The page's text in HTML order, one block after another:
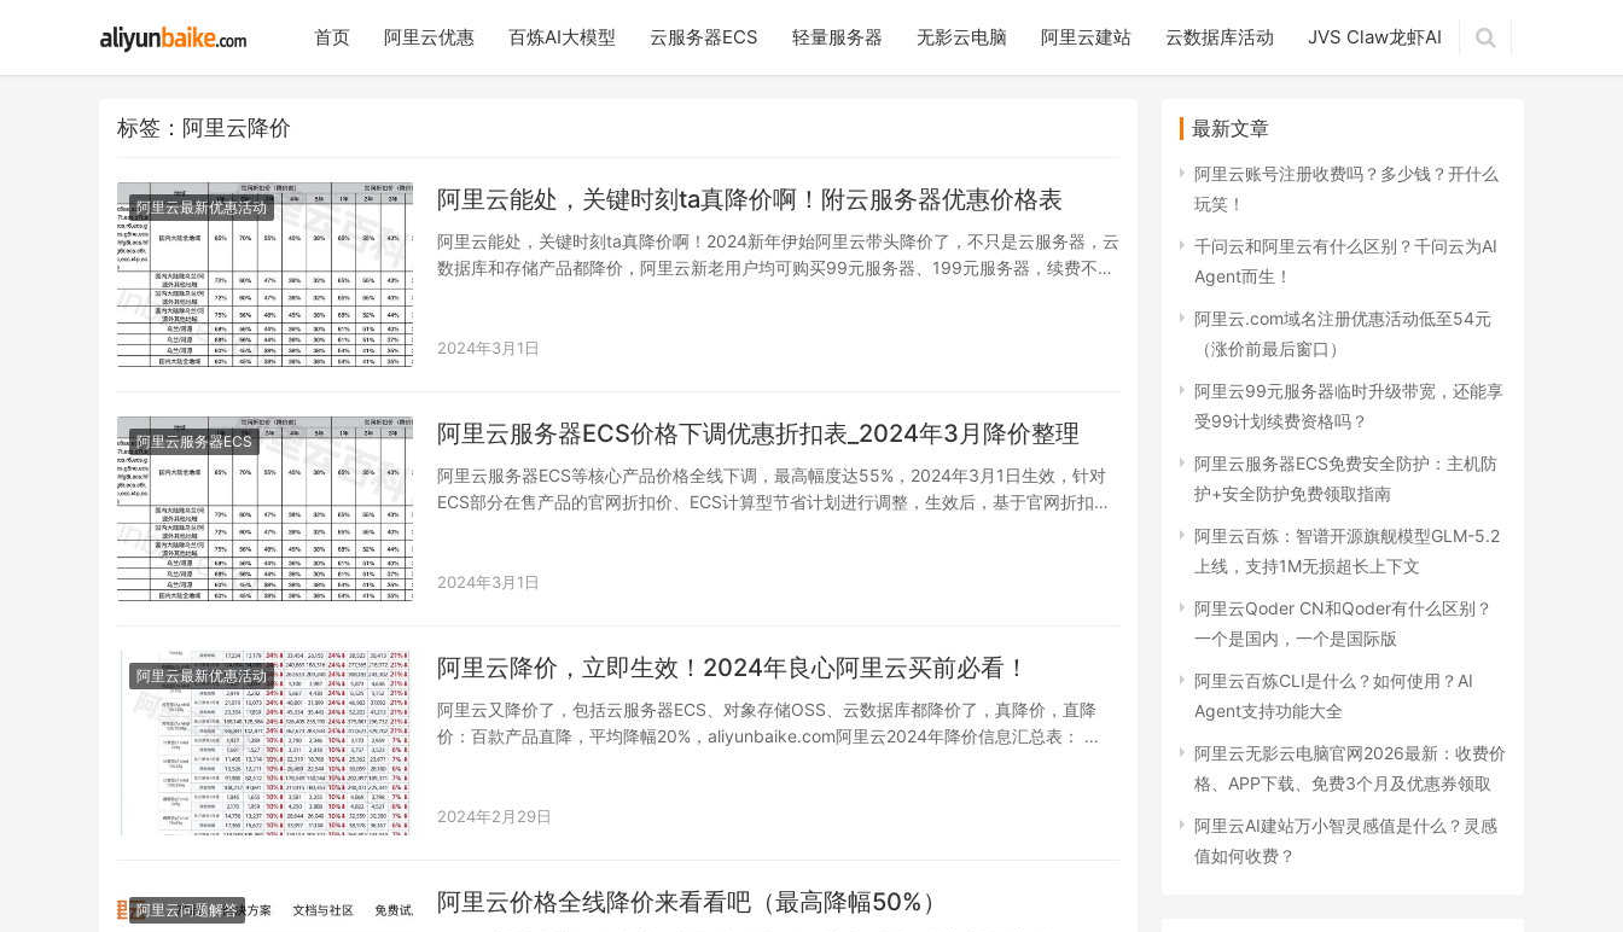
首页 阿里云优惠 百炼AI大模型 云服务器ECS 轻量服务器 无影云电脑 阿里云建站 云数据库活动 JVS Claw龙虾AI
标签：阿里云降价
阿里云最新优惠活动 阿里云能处，关键时刻ta真降价啊！附云服务器优惠价格表
阿里云能处，关键时刻ta真降价啊！2024新年伊始阿里云带头降价了，不只是云服务器，云
数据库和存储产品都降价，阿里云新老用户均可购买99元服务器、199元服务器，续费不涨
2024年3月1日
阿里云服务器ECS 阿里云服务器ECS价格下调优惠折扣表_2024年3月降价整理
阿里云服务器ECS等核心产品价格全线下调，最高幅度达55%，2024年3月1日生效，针对
ECS部分在售产品的官网折扣价、ECS计算型节省计划进行调整，生效后，基于官网折扣价
2024年3月1日
阿里云最新优惠活动 阿里云降价，立即生效！2024年良心阿里云买前必看！
阿里云又降价了，包括云服务器ECS、对象存储OSS、云数据库都降价了，真降价，直降
价：百款产品直降，平均降幅20%，aliyunbaike.com阿里云2024年降价信息汇总表： …
2024年2月29日
阿里云问题解答 阿里云价格全线降价来看看吧（最高降幅50%）
最新文章
阿里云账号注册收费吗？多少钱？开什么
玩笑！
千问云和阿里云有什么区别？千问云为AI
Agent而生！
阿里云.com域名注册优惠活动低至54元
（涨价前最后窗口）
阿里云99元服务器临时升级带宽，还能享
受99计划续费资格吗？
阿里云服务器ECS免费安全防护：主机防
护+安全防护免费领取指南
阿里云百炼：智谱开源旗舰模型GLM-5.2
上线，支持1M无损超长上下文
阿里云Qoder CN和Qoder有什么区别？
一个是国内，一个是国际版
阿里云百炼CLI是什么？如何使用？AI
Agent支持功能大全
阿里云无影云电脑官网2026最新：收费价
格、APP下载、免费3个月及优惠券领取
阿里云AI建站万小智灵感值是什么？灵感
值如何收费？